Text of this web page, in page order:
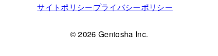
サイトポリシープライバシーポリシー
© 2026 Gentosha Inc.